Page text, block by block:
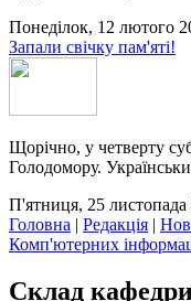
Понеділок, 12 лютого
Запали свічку пам'яті!
Щорічно, у четверту
Голодомору.
П'ятниця, 25 листопада
Головна | Редакція |
Комп'ютерних
Склад